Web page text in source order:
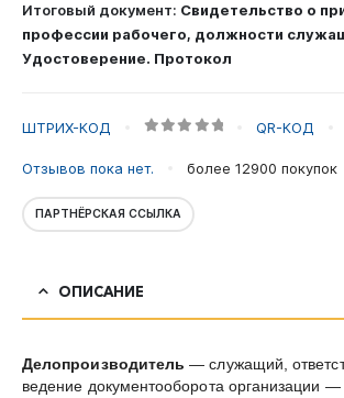
Итоговый документ: Свидетельство о
профессии рабочего, должности
Удостоверение. Протокол
ШТРИХ-КОД QR-КОД
Отзывов пока нет. более 12900 покупок
ПАРТНЁРСКАЯ ССЫЛКА
ОПИСАНИЕ
Делопроизводитель — служащий,
ведение документооборота организации —